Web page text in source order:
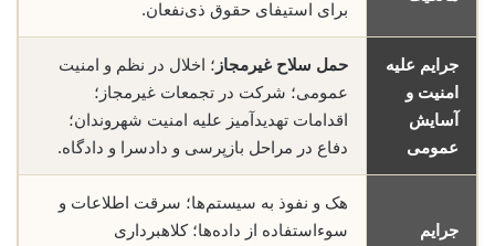
برای استیفای حقوق ذی‌نفعان.
جرایم علیه
امنیت و
آسایش
عمومی
حمل سلاح غیرمجاز ؛ اخلال در نظم و امنیت
عمومی؛ شرکت در تجمعات غیرمجاز؛
اقدامات تهدیدآمیز علیه امنیت شهروندان؛
دفاع در مراحل بازپرسی و دادسرا و دادگاه.
جرایم
هک و نفوذ به سیستم‌ها؛ سرقت اطلاعات و
سوء‌استفاده از داده‌ها؛ کلاهبرداری